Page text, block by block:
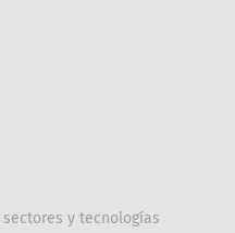
y tecnologías